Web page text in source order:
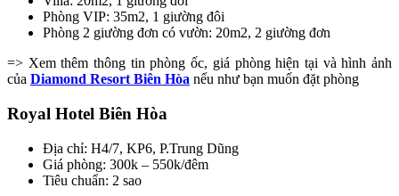
Phòng VIP: 35m2, 1 giường đôi
Phòng 2 giường đơn có vườn: 20m2, 2 giường đơn
=> Xem thêm thông tin phòng ốc, giá phòng hiện tại và hình ảnh
của Diamond Resort Biên Hòa nếu như bạn muốn đặt phòng
Royal Hotel Biên Hòa
Địa chỉ: H4/7, KP6, P.Trung Dũng
Giá phòng: 300k – 550k/đêm
Tiêu chuẩn: 2 sao